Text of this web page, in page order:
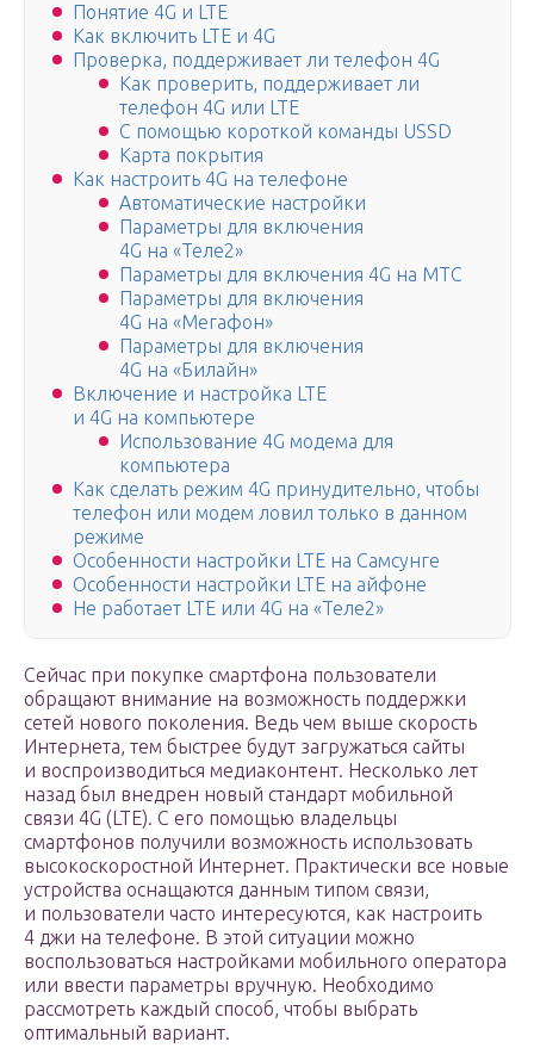
Понятие 4G и LTE
Как включить LTE и 4G
Проверка, поддерживает ли телефон 4G
Как проверить, поддерживает ли
телефон 4G или LTE
С помощью короткой команды USSD
Карта покрытия
Как настроить 4G на телефоне
Автоматические настройки
Параметры для включения
4G на «Теле2»
Параметры для включения 4G на МТС
Параметры для включения
4G на «Мегафон»
Параметры для включения
4G на «Билайн»
Включение и настройка LTE
и 4G на компьютере
Использование 4G модема для
компьютера
Как сделать режим 4G принудительно, чтобы
телефон или модем ловил только в данном
режиме
Особенности настройки LTE на Самсунге
Особенности настройки LTE на айфоне
Не работает LTE или 4G на «Теле2»
Сейчас при покупке смартфона пользователи
обращают внимание на возможность поддержки
сетей нового поколения. Ведь чем выше скорость
Интернета, тем быстрее будут загружаться сайты
и воспроизводиться медиаконтент. Несколько лет
назад был внедрен новый стандарт мобильной
связи 4G (LTE). С его помощью владельцы
смартфонов получили возможность использовать
высокоскоростной Интернет. Практически все новые
устройства оснащаются данным типом связи,
и пользователи часто интересуются, как настроить
4 джи на телефоне. В этой ситуации можно
воспользоваться настройками мобильного оператора
или ввести параметры вручную. Необходимо
рассмотреть каждый способ, чтобы выбрать
оптимальный вариант.